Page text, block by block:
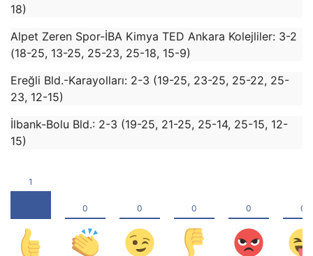
18)
Alpet Zeren Spor-İBA Kimya TED Ankara Kolejliler: 3-2
(18-25, 13-25, 25-23, 25-18, 15-9)
Ereğli Bld.-Karayolları: 2-3 (19-25, 23-25, 25-22, 25-
23, 12-15)
İlbank-Bolu Bld.: 2-3 (19-25, 21-25, 25-14, 25-15, 12-
15)